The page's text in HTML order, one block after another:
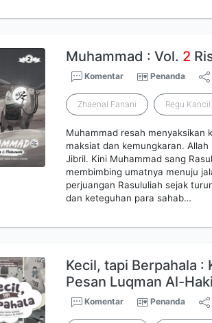
Muhammad : Vol. 2
Komentar Penanda
Zhaenal Fanani Regu
Muhammad resah menyaksikan
maksiat dan kemungkaran.
Jibril. Kini Muhammad sang
membimbing umatnya menuju
perjuangan Rasululiah sejak
dan keteguhan para sahab…
Kecil, tapi Berpahala
Pesan Luqman Al-
Komentar Penanda